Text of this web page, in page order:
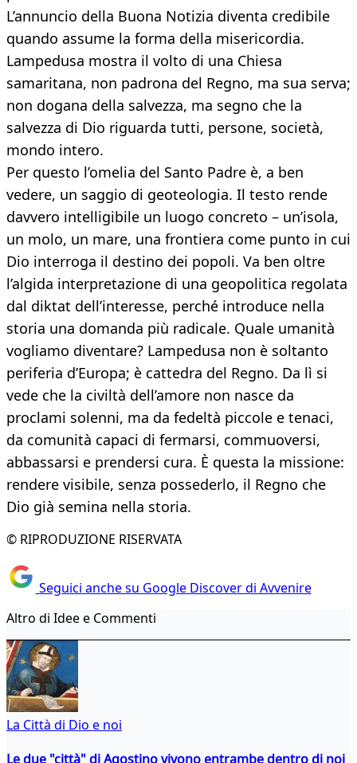
L’annuncio della Buona Notizia diventa credibile
quando assume la forma della misericordia.
Lampedusa mostra il volto di una Chiesa
samaritana, non padrona del Regno, ma sua serva;
non dogana della salvezza, ma segno che la
salvezza di Dio riguarda tutti, persone, società,
mondo intero.
Per questo l’omelia del Santo Padre è, a ben
vedere, un saggio di geoteologia. Il testo rende
davvero intelligibile un luogo concreto – un’isola,
un molo, un mare, una frontiera come punto in cui
Dio interroga il destino dei popoli. Va ben oltre
l’algida interpretazione di una geopolitica regolata
dal diktat dell’interesse, perché introduce nella
storia una domanda più radicale. Quale umanità
vogliamo diventare? Lampedusa non è soltanto
periferia d’Europa; è cattedra del Regno. Da lì si
vede che la civiltà dell’amore non nasce da
proclami solenni, ma da fedeltà piccole e tenaci,
da comunità capaci di fermarsi, commuoversi,
abbassarsi e prendersi cura. È questa la missione:
rendere visibile, senza possederlo, il Regno che
Dio già semina nella storia.
© RIPRODUZIONE RISERVATA
Seguici anche su Google Discover di Avvenire
Altro di Idee e Commenti
La Città di Dio e noi
Le due "città" di Agostino vivono entrambe dentro di noi